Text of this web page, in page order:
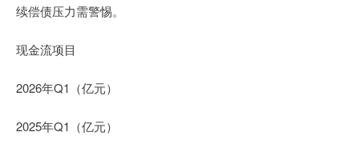
续偿债压力需警惕。
现金流项目
2026年Q1（亿元）
2025年Q1（亿元）